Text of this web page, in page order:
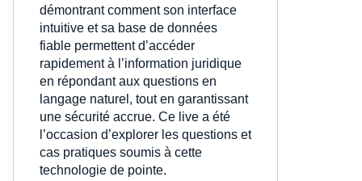
démontrant comment son interface
intuitive et sa base de données
fiable permettent d’accéder
rapidement à l’information juridique
en répondant aux questions en
langage naturel, tout en garantissant
une sécurité accrue. Ce live a été
l’occasion d’explorer les questions et
cas pratiques soumis à cette
technologie de pointe.